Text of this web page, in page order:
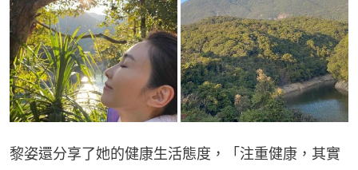
黎姿還分享了她的健康生活態度，「注重健康，其實